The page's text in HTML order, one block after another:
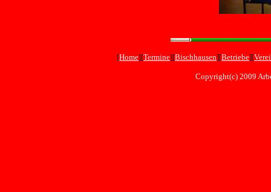
[Home][Termine][Bischhausen][Betriebe][
Copyright(c) 2009